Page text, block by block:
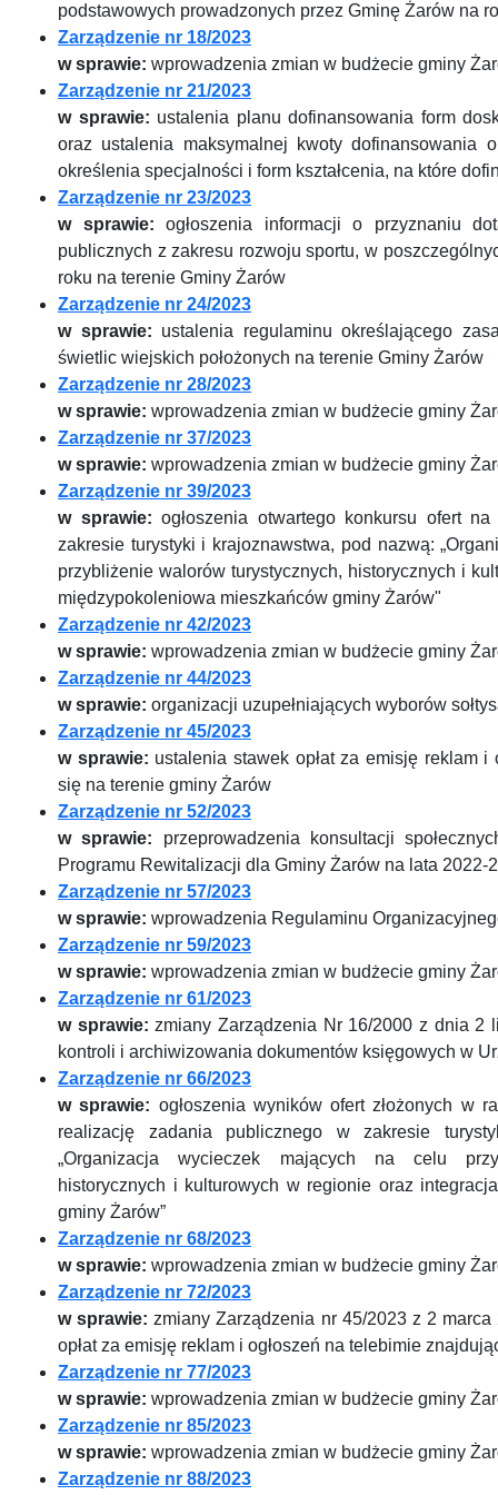
podstawowych prowadzonych przez Gminę Żarów na
Zarządzenie nr 18/2023
w sprawie: wprowadzenia zmian w budżecie gminy
Zarządzenie nr 21/2023
w sprawie: ustalenia planu dofinansowania form
oraz ustalenia maksymalnej kwoty dofinansowania
określenia specjalności i form kształcenia, na które
Zarządzenie nr 23/2023
w sprawie: ogłoszenia informacji o przyznaniu
publicznych z zakresu rozwoju sportu, w
roku na terenie Gminy Żarów
Zarządzenie nr 24/2023
w sprawie: ustalenia regulaminu określającego
świetlic wiejskich położonych na terenie Gminy Żarów
Zarządzenie nr 28/2023
w sprawie: wprowadzenia zmian w budżecie gminy
Zarządzenie nr 37/2023
w sprawie: wprowadzenia zmian w budżecie gminy
Zarządzenie nr 39/2023
w sprawie: ogłoszenia otwartego konkursu ofert
zakresie turystyki i krajoznawstwa, pod nazwą:
przybliżenie walorów turystycznych, historycznych i
międzypokoleniowa mieszkańców gminy Żarów"
Zarządzenie nr 42/2023
w sprawie: wprowadzenia zmian w budżecie gminy
Zarządzenie nr 44/2023
w sprawie: organizacji uzupełniających wyborów
Zarządzenie nr 45/2023
w sprawie: ustalenia stawek opłat za emisję reklam i
się na terenie gminy Żarów
Zarządzenie nr 52/2023
w sprawie: przeprowadzenia konsultacji
Programu Rewitalizacji dla Gminy Żarów na lata 2022-
Zarządzenie nr 57/2023
w sprawie: wprowadzenia Regulaminu
Zarządzenie nr 59/2023
w sprawie: wprowadzenia zmian w budżecie gminy
Zarządzenie nr 61/2023
w sprawie: zmiany Zarządzenia Nr 16/2000 z dnia 2
kontroli i archiwizowania dokumentów księgowych w
Zarządzenie nr 66/2023
w sprawie: ogłoszenia wyników ofert złożonych w
realizację zadania publicznego w zakresie
„Organizacja wycieczek mających na celu
historycznych i kulturowych w regionie oraz
gminy Żarów”
Zarządzenie nr 68/2023
w sprawie: wprowadzenia zmian w budżecie gminy
Zarządzenie nr 72/2023
w sprawie:zmiany Zarządzenia nr 45/2023 z 2
opłat za emisję reklam i ogłoszeń na telebimie
Zarządzenie nr 77/2023
w sprawie: wprowadzenia zmian w budżecie gminy
Zarządzenie nr 85/2023
w sprawie: wprowadzenia zmian w budżecie gminy
Zarządzenie nr 88/2023